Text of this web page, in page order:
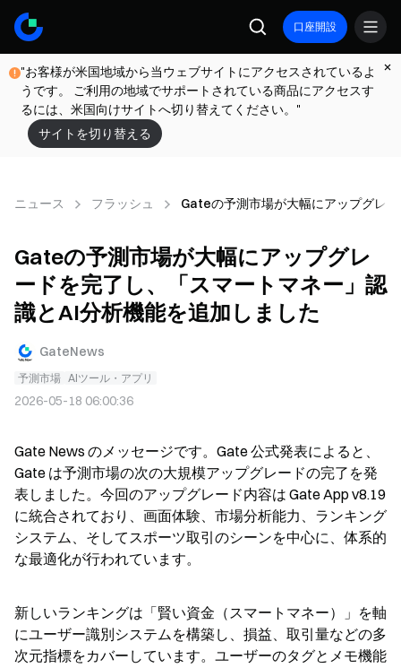
口座開設
"お客様が米国地域から当ウェブサイトにアクセスされているよ
うです。 ご利用の地域でサポートされている商品にアクセスす
るには、米国向けサイトへ切り替えてください。"
サイトを切り替える
ニュース フラッシュ Gateの予測市場が大幅にアップグレ
Gateの予測市場が大幅にアップグレ
ードを完了し、「スマートマネー」認
識とAI分析機能を追加しました
GateNews
予測市場 AIツール・アプリ
2026-05-18 06:00:36
Gate News のメッセージです。Gate 公式発表によると、
Gate は予測市場の次の大規模アップグレードの完了を発
表しました。今回のアップグレード内容は Gate App v8.19
に統合されており、画面体験、市場分析能力、ランキング
システム、そしてスポーツ取引のシーンを中心に、体系的
な最適化が行われています。
新しいランキングは「賢い資金（スマートマネー）」を軸
にユーザー識別システムを構築し、損益、取引量などの多
次元指標をカバーしています。ユーザーのタグとメモ機能